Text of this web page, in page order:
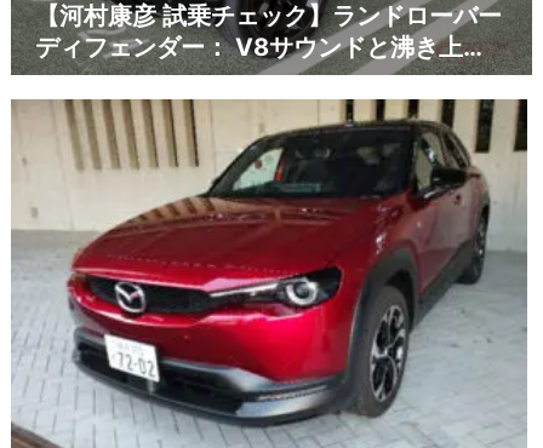
【河村康彦 試乗チェック】ランドローバー
ディフェンダー： V8サウンドと沸き上…